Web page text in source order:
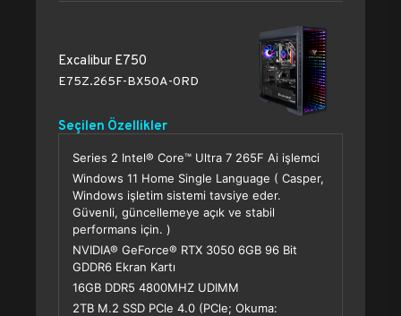
Excalibur E750
E75Z.265F-BX50A-0RD
Seçilen Özellikler
Series 2 Intel® Core™ Ultra 7 265F Ai işlemci
Windows 11 Home Single Language ( Casper,
Windows işletim sistemi tavsiye eder.
Güvenli, güncellemeye açık ve stabil
performans için. )
NVIDIA® GeForce® RTX 3050 6GB 96 Bit
GDDR6 Ekran Kartı
16GB DDR5 4800MHZ UDIMM
2TB M.2 SSD PCle 4.0 (PCle; Okuma: